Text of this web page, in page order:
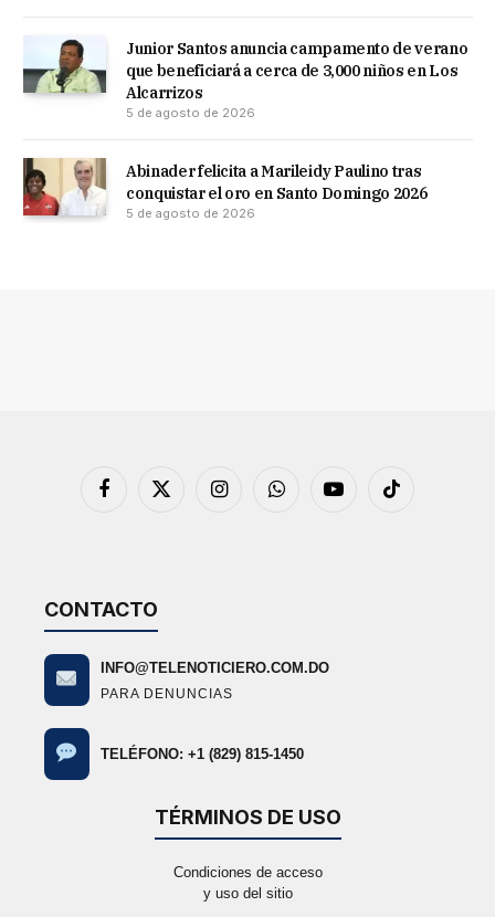
Junior Santos anuncia campamento de verano
que beneficiará a cerca de 3,000 niños en Los
Alcarrizos
5 de agosto de 2026
Abinader felicita a Marileidy Paulino tras
conquistar el oro en Santo Domingo 2026
5 de agosto de 2026
Facebook
X
InstagramWhatsAppYouTubeTikTok
CONTACTO
INFO@TELENOTICIERO.COM.DO
PARA DENUNCIAS
TELÉFONO: +1 (829) 815-1450
TÉRMINOS DE USO
Condiciones de acceso
y uso del sitio